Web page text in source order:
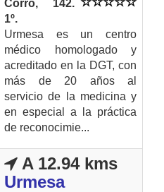
Corro, 142.
1º.
Urmesa es un centro
médico homologado y
acreditado en la DGT, con
más de 20 años al
servicio de la medicina y
en especial a la práctica
de reconocimie...
A 12.94 kms
Urmesa